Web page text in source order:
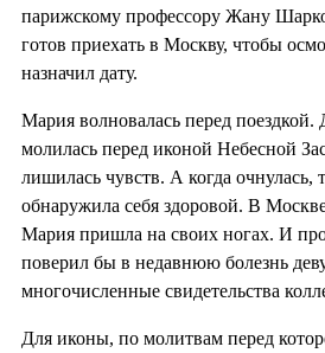
парижскому профессору Жану
готов приехать в Москву, чтобы
назначил дату.
Мария волновалась перед поездкой.
молилась перед иконой Небесной
лишилась чувств. А когда очнулась,
обнаружила себя здоровой. В
Мария пришла на своих ногах. И
поверил бы в недавнюю болезнь
многочисленные свидетельства
Для иконы, по молитвам перед